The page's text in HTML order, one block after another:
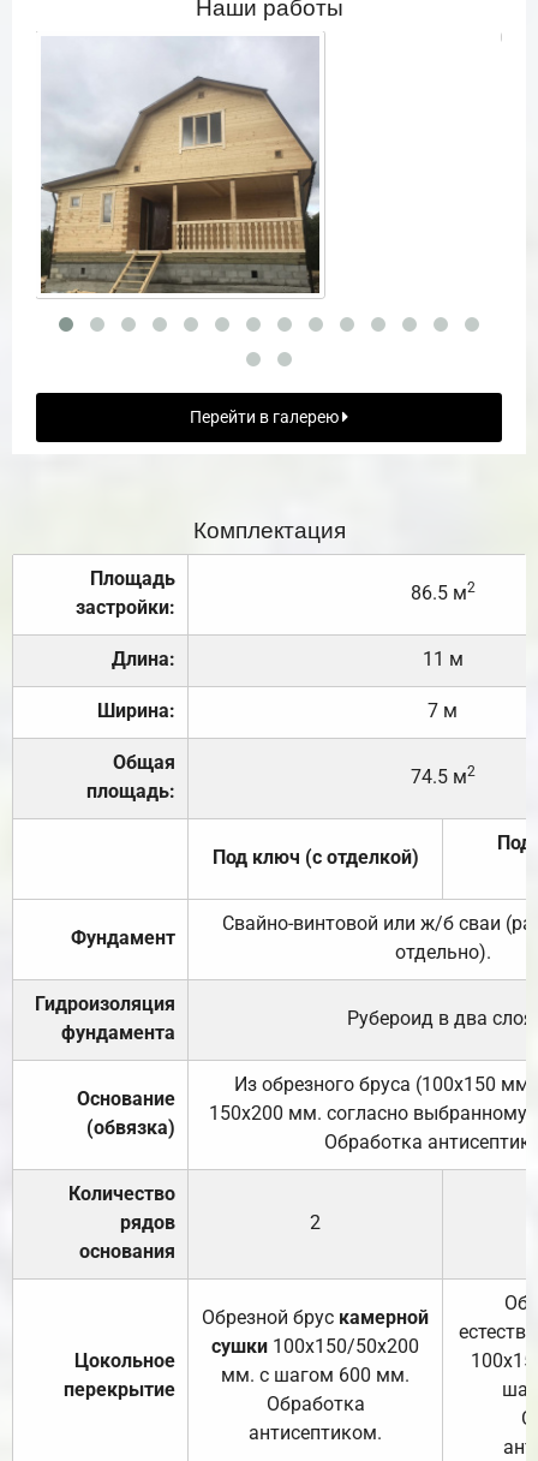
Перейти в галерею
Комплектация
Площадь
застройки:
86.5 м2
Длина: 11 м
Ширина: 7 м
Общая
площадь:
74.5 м2
Под ключ (с отделкой)
Под
Фундамент
Свайно-винтовой или ж/б сваи
отдельно).
Гидроизоляция
фундамента
Рубероид в два слоя.
Основание
(обвязка)
Из обрезного бруса (100х150
150х200 мм. согласно выбранному
Обработка
Количество
рядов
основания
2
Цокольное
перекрытие
Обрезной брус камерной
сушки 100х150/50х200
мм. с шагом 600 мм.
Обработка
антисептиком.